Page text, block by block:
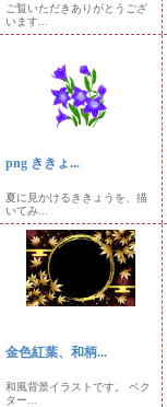
ご覧いただきありがとうござ
います...
png ききょ...
夏に見かけるききょうを、描
いてみ...
金色紅葉、和柄...
和風背景イラストです。 ベク
ター...